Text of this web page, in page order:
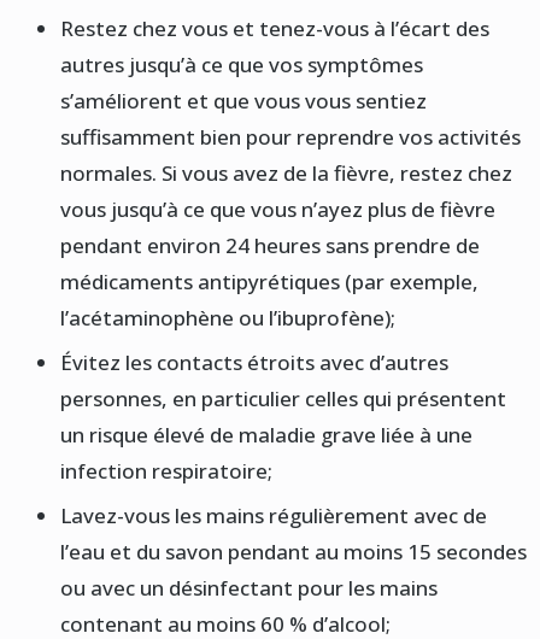
Restez chez vous et tenez-vous à l’écart des
autres jusqu’à ce que vos symptômes
s’améliorent et que vous vous sentiez
suffisamment bien pour reprendre vos activités
normales. Si vous avez de la fièvre, restez chez
vous jusqu’à ce que vous n’ayez plus de fièvre
pendant environ 24 heures sans prendre de
médicaments antipyrétiques (par exemple,
l’acétaminophène ou l’ibuprofène);
Évitez les contacts étroits avec d’autres
personnes, en particulier celles qui présentent
un risque élevé de maladie grave liée à une
infection respiratoire;
Lavez-vous les mains régulièrement avec de
l’eau et du savon pendant au moins 15 secondes
ou avec un désinfectant pour les mains
contenant au moins 60 % d’alcool;